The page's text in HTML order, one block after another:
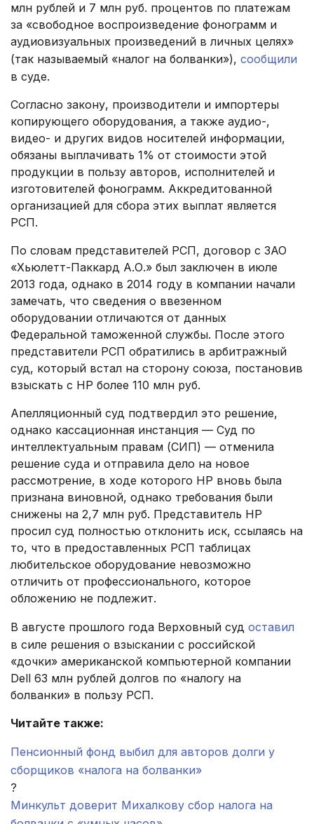
млн рублей и 7 млн руб. процентов по платежам
за «свободное воспроизведение фонограмм и
аудиовизуальных произведений в личных целях»
(так называемый «налог на болванки»), сообщили
в суде.
Согласно закону, производители и импортеры
копирующего оборудования, а также аудио-,
видео- и других видов носителей информации,
обязаны выплачивать 1% от стоимости этой
продукции в пользу авторов, исполнителей и
изготовителей фонограмм. Аккредитованной
организацией для сбора этих выплат является
РСП.
По словам представителей РСП, договор с ЗАО
«Хьюлетт-Паккард А.О.» был заключен в июле
2013 года, однако в 2014 году в компании начали
замечать, что сведения о ввезенном
оборудовании отличаются от данных
Федеральной таможенной службы. После этого
представители РСП обратились в арбитражный
суд, который встал на сторону союза, постановив
взыскать с НР более 110 млн руб.
Апелляционный суд подтвердил это решение,
однако кассационная инстанция — Суд по
интеллектуальным правам (СИП) — отменила
решение суда и отправила дело на новое
рассмотрение, в ходе которого НР вновь была
признана виновной, однако требования были
снижены на 2,7 млн руб. Представитель НР
просил суд полностью отклонить иск, ссылаясь на
то, что в предоставленных РСП таблицах
любительское оборудование невозможно
отличить от профессионального, которое
обложению не подлежит.
В августе прошлого года Верховный суд оставил
в силе решения о взыскании с российской
«дочки» американской компьютерной компании
Dell 63 млн рублей долгов по «налогу на
болванки» в пользу РСП.
Читайте также:
Пенсионный фонд выбил для авторов долги у
сборщиков «налога на болванки»
?
Минкульт доверит Михалкову сбор налога на